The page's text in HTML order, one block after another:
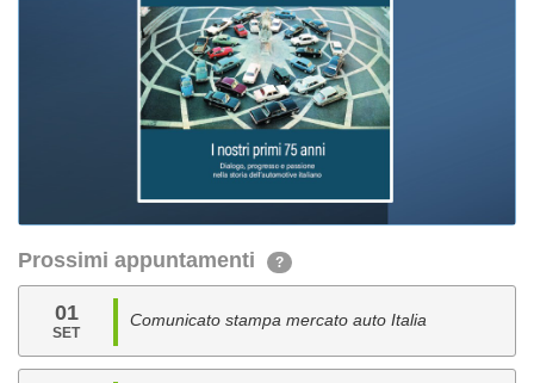
Prossimi appuntamenti ?
01
SET
Comunicato stampa mercato auto Italia